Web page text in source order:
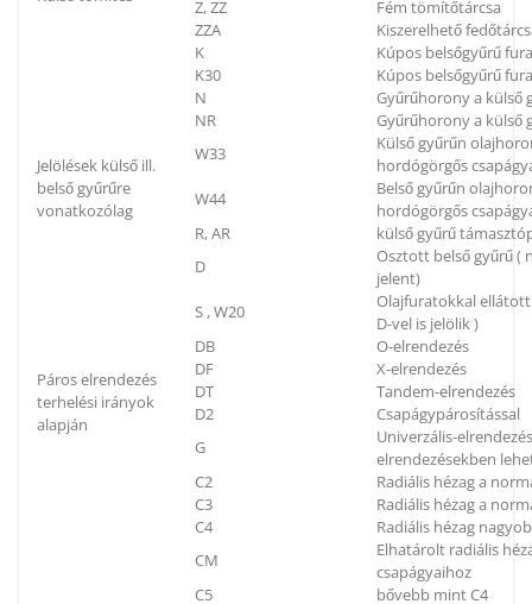
Z, ZZ
Fém tömítőtárcsa
ZZA
Kiszerelhető
Jelölések külső ill.
belső gyűrűre
vonatkozólag
K
Kúpos belsőgyűrű
K30
Kúpos belsőgyűrű
N
Gyűrűhorony a külső
NR
Gyűrűhorony a külső
W33
Külső gyűrűn
hordógörgős
W44
Belső gyűrűn
hordógörgős
R, AR
külső gyűrű
D
Osztott belső gyűrű (
jelent)
S , W20
Olajfuratokkal
D-vel is jelölik )
Páros elrendezés
terhelési irányok
alapján
DB
O-elrendezés
DF
X-elrendezés
DT
Tandem-elrendezés
D2
Csapágypárosítással
G
Univerzális-
elrendezésekben
C2
Radiális hézag a
C3
Radiális hézag a
C4
Radiális hézag
CM
Elhatárolt radiális
csapágyaihoz
C5
bővebb mint C4